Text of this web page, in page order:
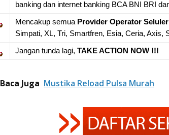
banking dan internet banking BCA BNI BRI
Mencakup semua Provider Operator Seluler
Simpati, XL, Tri, Smartfren, Esia, Ceria, Axis,
Jangan tunda lagi, TAKE ACTION NOW !!!
Baca Juga Mustika Reload Pulsa Murah